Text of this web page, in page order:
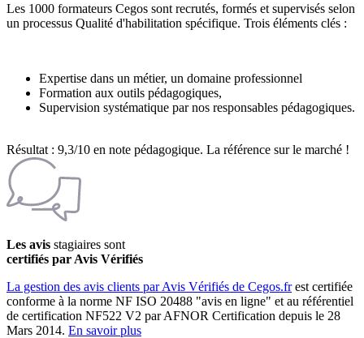
Les 1000 formateurs Cegos sont recrutés, formés et supervisés selon
un processus Qualité d'habilitation spécifique. Trois éléments clés :
Expertise dans un métier, un domaine professionnel
Formation aux outils pédagogiques,
Supervision systématique par nos responsables pédagogiques.
Résultat : 9,3/10 en note pédagogique. La référence sur le marché !
Les avis stagiaires sont
certifiés par Avis Vérifiés
La gestion des avis clients par Avis Vérifiés de Cegos.frest certifiée
conforme à la norme NF ISO 20488 "avis en ligne" et au référentiel
de certification NF522 V2 par AFNOR Certification depuis le 28
Mars 2014. En savoir plus